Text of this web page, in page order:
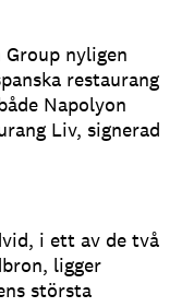
nyligen
restaurang
Napolyon
Liv, signerad
i ett av de två
ligger
största